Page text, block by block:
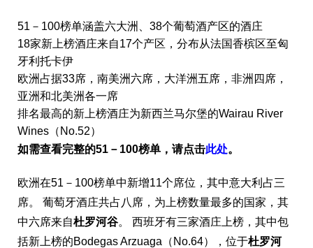
51－100榜单涵盖六大洲、 38个葡萄酒产区的酒庄
18家新上榜酒庄来自17个产区，分布从法国香槟区至匈
牙利托卡伊
欧洲占据33席，南美洲 六席，大洋洲 五席，非洲 四 席，
亚洲和北美洲各一席
排名最高的新上榜酒庄为新西兰马尔堡的Wairau River
Wines （ No.52）
如需查看完整的51－100榜单 ， 请点击此处。
欧洲在51－100榜单中新增11个席位，其中意大利占三
席。
葡萄牙酒庄共占八 席， 为 上榜数量最多的国家，其
中六席来自杜罗河谷。 西班牙有三家酒庄上榜，其中包
括新上榜的Bodegas Arzuaga （ No.64），位于杜罗河